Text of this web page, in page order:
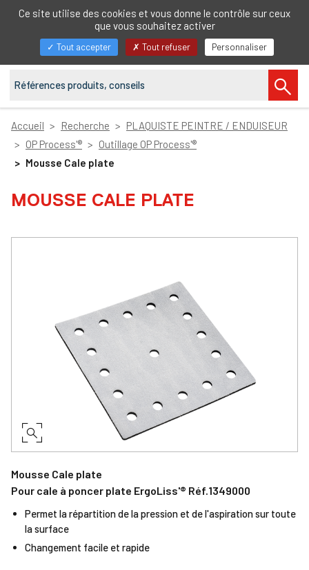
FR
Afficher/masquer
Accueil Recherche
PLAQUISTE PEINTRE / ENDUISEUR
OP Process'®
Outillage OP Process'®
Mousse Cale plate
MOUSSE CALE PLATE
Mousse Cale plate
Pour cale à poncer plate ErgoLiss'® Réf.1349000
Permet la répartition de la pression et de l'aspiration sur toute
la surface
Changement facile et rapide
Ce site utilise des cookies et vous donne le contrôle sur ceux
que vous souhaitez activer
Tout accepter Tout refuser Personnaliser